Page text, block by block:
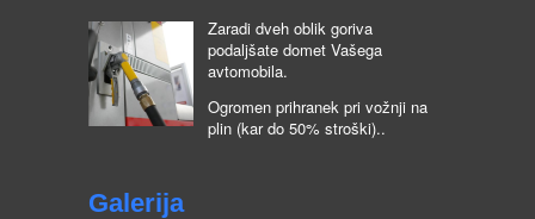
Zaradi dveh oblik goriva
podaljšate domet Vašega
avtomobila.
Ogromen prihranek pri vožnji na
plin (kar do 50% stroški)..
Galerija